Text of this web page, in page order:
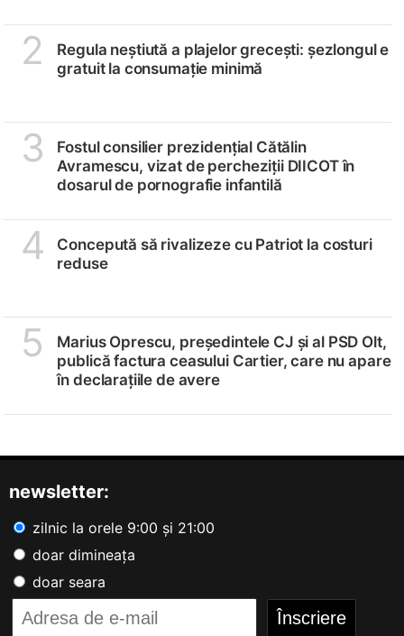
2
Regula neștiută a plajelor grecești: șezlongul e
gratuit la consumație minimă
3
Fostul consilier prezidențial Cătălin
Avramescu, vizat de percheziții DIICOT în
dosarul de pornografie infantilă
4
Concepută să rivalizeze cu Patriot la costuri
reduse
5
Marius Oprescu, președintele CJ și al PSD Olt,
publică factura ceasului Cartier, care nu apare
în declarațiile de avere
newsletter:
zilnic la orele 9:00 și 21:00
doar dimineața
doar seara